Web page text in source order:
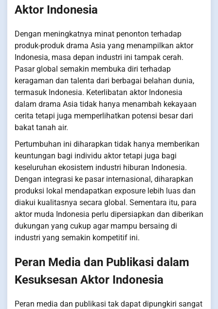
Aktor Indonesia
Dengan meningkatnya minat penonton terhadap
produk-produk drama Asia yang menampilkan aktor
Indonesia, masa depan industri ini tampak cerah.
Pasar global semakin membuka diri terhadap
keragaman dan talenta dari berbagai belahan dunia,
termasuk Indonesia. Keterlibatan aktor Indonesia
dalam drama Asia tidak hanya menambah kekayaan
cerita tetapi juga memperlihatkan potensi besar dari
bakat tanah air.
Pertumbuhan ini diharapkan tidak hanya memberikan
keuntungan bagi individu aktor tetapi juga bagi
keseluruhan ekosistem industri hiburan Indonesia.
Dengan integrasi ke pasar internasional, diharapkan
produksi lokal mendapatkan exposure lebih luas dan
diakui kualitasnya secara global. Sementara itu, para
aktor muda Indonesia perlu dipersiapkan dan diberikan
dukungan yang cukup agar mampu bersaing di
industri yang semakin kompetitif ini.
Peran Media dan Publikasi dalam
Kesuksesan Aktor Indonesia
Peran media dan publikasi tak dapat dipungkiri sangat